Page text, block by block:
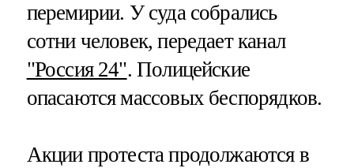
перемирии. У суда собрались
сотни человек, передает канал
"Россия 24". Полицейские
опасаются массовых беспорядков.
Акции протеста продолжаются в